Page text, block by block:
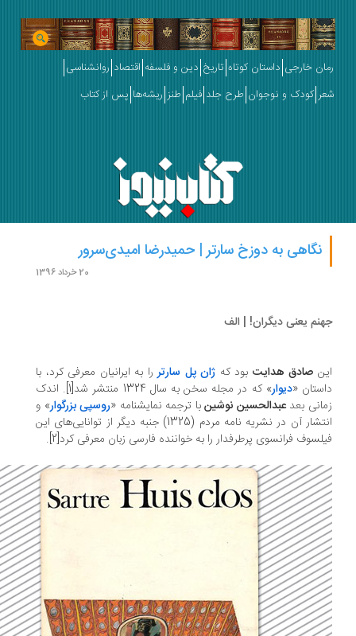
خارجی داستان کوتاه تاریخ دین و فلسفه اقتصاد روانشناسی
کودک و نوجوان طرح جلد فیلم طنز ریشه‌ها پس از کتاب
نگاهی به دوزخ سارتر | حمیدرضا امیدی‌سرور
یعنی دیگران! | الف
صادق هدایتبود کهژان پل سارتررا به ایرانیان معرفی کرد، با
«دیوار
» که در مجله سخن به سال 1324 منتشر شد[1]. اندک
بعدعبدالحسین نوشین با ترجمه نمایشنامه «روسپی بزرگوار» و
انتشار آن در نشریه نامه مردم (1325) جنبه دیگر از توانایی‌های این
فرانسوی پرطرفدار را به خواننده فارسی زبان معرفی کرد[2].